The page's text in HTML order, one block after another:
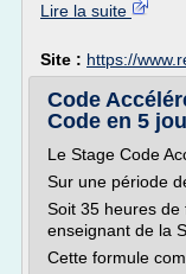
Lire la suite
Site : https://
Code
Code en 5
Le Stage Code
Sur une période
Soit 35 heures
enseignant de la
Cette formule